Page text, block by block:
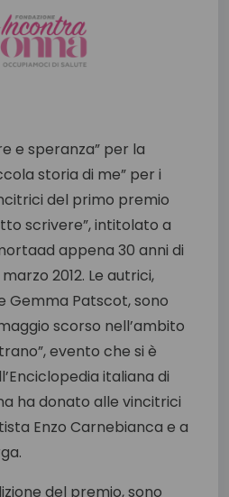
e speranza” per la
storia di me” per i
del primo premio
scrivere”, intitolato a
appena 30 anni di
2012. Le autrici,
Gemma Patscot, sono
scorso nell’ambito
evento che si è
italiana di
ha donato alle vincitrici
Enzo Carnebianca e a
del premio, sono